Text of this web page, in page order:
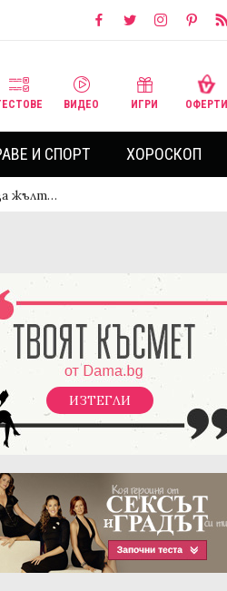
ВИДЕО ИГРИ ОФЕРТИ
И СПОРТ ХОРОСКОП
жълт…
ИЗТЕГЛИ